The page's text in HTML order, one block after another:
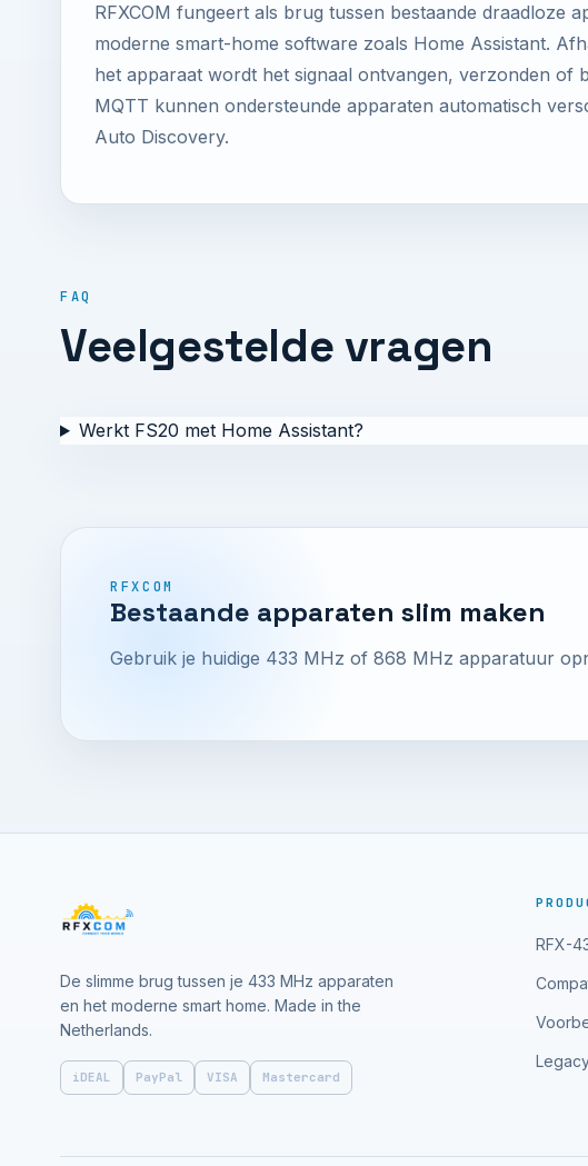
RFXCOM fungeert als brug tussen bestaande draadloze
moderne smart-home software zoals Home Assistant.
het apparaat wordt het signaal ontvangen, verzonden of
MQTT kunnen ondersteunde apparaten automatisch
Auto Discovery.
FAQ
Veelgestelde vragen
Werkt FS20 met Home Assistant?
RFXCOM
Bestaande apparaten slim maken
Gebruik je huidige 433 MHz of 868 MHz apparatuur
De slimme brug tussen je 433 MHz apparaten
en het moderne smart home. Made in the
Netherlands.
iDEAL PayPal VISA Mastercard
RFX-